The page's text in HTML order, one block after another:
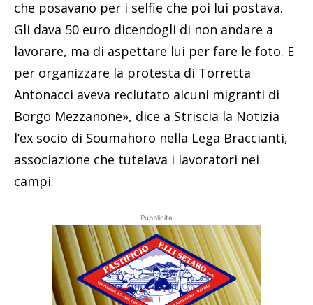
che posavano per i selfie che poi lui postava.
Gli dava 50 euro dicendogli di non andare a
lavorare, ma di aspettare lui per fare le foto. E
per organizzare la protesta di Torretta
Antonacci aveva reclutato alcuni migranti di
Borgo Mezzanone», dice a Striscia la Notizia
l’ex socio di Soumahoro nella Lega Braccianti,
associazione che tutelava i lavoratori nei
campi.
Pubblicità